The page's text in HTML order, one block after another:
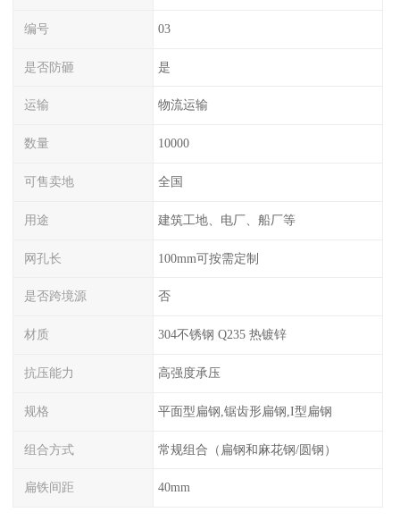
编号 03
是否防砸 是
运输 物流运输
数量 10000
可售卖地 全国
用途 建筑工地、电厂、船厂等
网孔长 100mm可按需定制
是否跨境源 否
材质 304不锈钢 Q235 热镀锌
抗压能力 高强度承压
规格 平面型扁钢,锯齿形扁钢,I型扁钢
组合方式 常规组合（扁钢和麻花钢/圆钢）
扁铁间距 40mm